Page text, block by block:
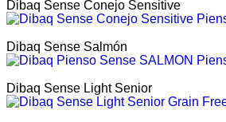
Dibaq Sense Conejo Sensitive
Dibaq Sense Salmón
Dibaq Sense Light Senior